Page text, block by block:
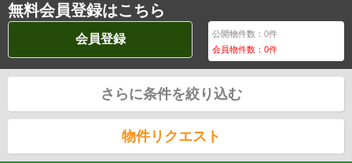
無料会員登録はこちら
会員登録 公開物件数：0件
会員物件数：0件
さらに条件を絞り込む
物件リクエスト